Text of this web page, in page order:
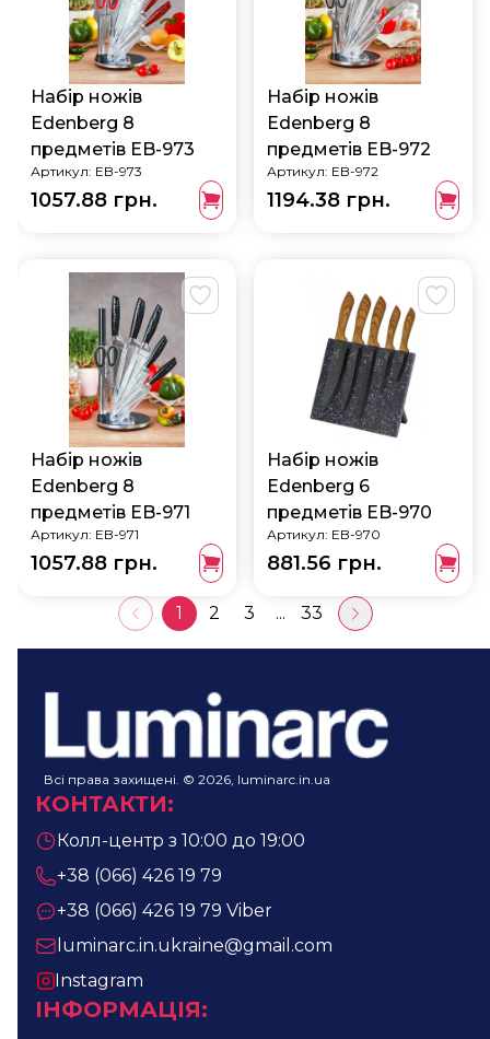
Набір ножів
Edenberg 8
предметів EB-973
Артикул: EB-973
1057.88 грн.
Набір ножів
Edenberg 8
предметів EB-972
Артикул: EB-972
1194.38 грн.
Набір ножів
Edenberg 8
предметів EB-971
Артикул: EB-971
1057.88 грн.
Набір ножів
Edenberg 6
предметів EB-970
Артикул: EB-970
881.56 грн.
1 2 3 ... 33
Всі права захищені. © 2026, luminarc.in.ua
КОНТАКТИ:
Колл-центр з 10:00 до 19:00
+38 (066) 426 19 79
+38 (066) 426 19 79 Viber
luminarc.in.ukraine@gmail.com
Instagram
ІНФОРМАЦІЯ: